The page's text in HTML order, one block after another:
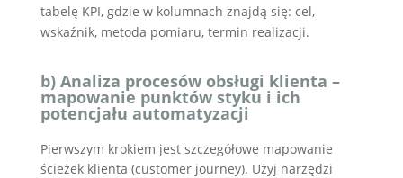
tabelę KPI, gdzie w kolumnach znajdą się: cel,
wskaźnik, metoda pomiaru, termin realizacji.
b) Analiza procesów obsługi klienta –
mapowanie punktów styku i ich
potencjału automatyzacji
Pierwszym krokiem jest szczegółowe mapowanie
ścieżek klienta (customer journey). Użyj narzędzi